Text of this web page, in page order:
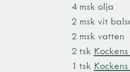
4 msk olja
2 msk vit
2 msk vatten
2 tsk
1 tsk